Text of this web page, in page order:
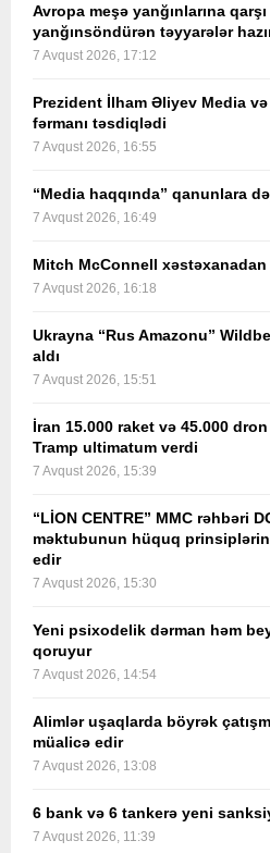
Avropa meşə yanğınlarına
yanğınsöndürən təyyarələr
7 Avqust 2026, 17:12
Prezident İlham Əliyev Media və
fərmanı təsdiqlədi
7 Avqust 2026, 16:55
“Media haqqında” qanunlara
7 Avqust 2026, 16:49
Mitch McConnell xəstəxanadan
7 Avqust 2026, 16:18
Ukrayna “Rus Amazonu”
aldı
7 Avqust 2026, 15:51
İran 15.000 raket və 45.000 dron
Tramp ultimatum verdi
7 Avqust 2026, 15:39
“LİON CENTRE” MMC rəhbəri
məktubunun hüquq
edir
7 Avqust 2026, 15:30
Yeni psixodelik dərman həm
qoruyur
7 Avqust 2026, 14:54
Alimlər uşaqlarda böyrək
müalicə edir
7 Avqust 2026, 13:08
6 bank və 6 tankerə yeni
7 Avqust 2026, 11:39